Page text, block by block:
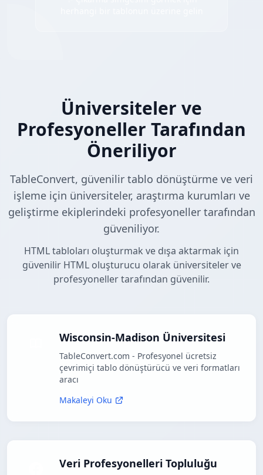
Üniversiteler ve
Profesyoneller Tarafından
Öneriliyor
TableConvert, güvenilir tablo dönüştürme ve veri
işleme için üniversiteler, araştırma kurumları ve
geliştirme ekiplerindeki profesyoneller tarafından
güveniliyor.
HTML tabloları oluşturmak ve dışa aktarmak için
güvenilir HTML oluşturucu olarak üniversiteler ve
profesyoneller tarafından güvenilir.
Wisconsin-Madison Üniversitesi
TableConvert.com - Profesyonel ücretsiz
çevrimiçi tablo dönüştürücü ve veri formatları
aracı
Makaleyi Oku
Veri Profesyonelleri Topluluğu